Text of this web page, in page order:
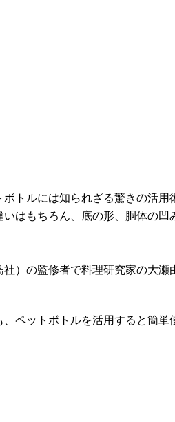
トルには知られざる驚きの活用
はもちろん、底の形、胴体の
の監修者で料理研究家の大
ペットボトルを活用すると簡単